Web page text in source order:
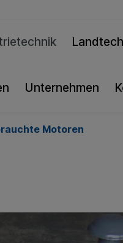
Unternehmen
Motoren